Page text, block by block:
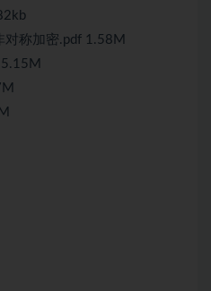
对称加密.pdf 1.58M